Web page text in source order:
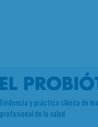
Evidencia y práctica clínica de
profesional de la salud